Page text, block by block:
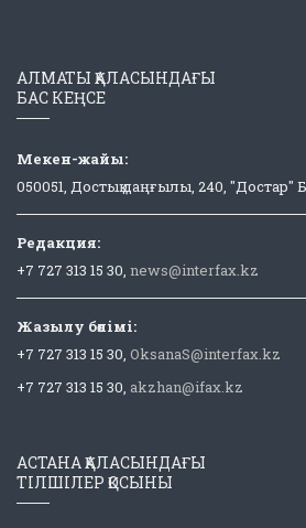
АЛМАТЫ ҚАЛАСЫНДАҒЫ
БАС КЕҢСЕ
Мекен-жайы:
050051, Достық даңғылы, 240, "Достар"
Редакция:
+7 727 313 15 30, news@interfax.kz
Жазылу бөлімі:
+7 727 313 15 30, OksanaS@interfax.kz
+7 727 313 15 30, akzhan@ifax.kz
АСТАНА ҚАЛАСЫНДАҒЫ
ТІЛШІЛЕР ҚОСЫНЫ